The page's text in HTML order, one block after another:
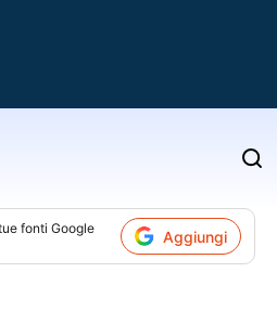
fonti Google
Aggiungi